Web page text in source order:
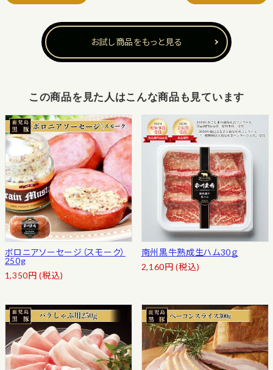
お試し商品をもっと見る
この商品を見た人はこんな商品も見ています
ボロニアソーセージ（スモーク）
250g
1,350円(税込)
南州黒牛熟成生ハム30ｇ
2,160円(税込)